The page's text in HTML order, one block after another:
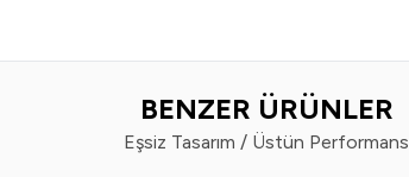
BENZER ÜRÜNLER
Eşsiz Tasarım / Üstün Performans